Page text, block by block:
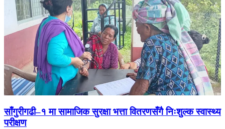
साँगुरीगढी–१ मा सामाजिक सुरक्षा भत्ता वितरणसँगै निःशुल्क स्वास्थ्य
परीक्षण